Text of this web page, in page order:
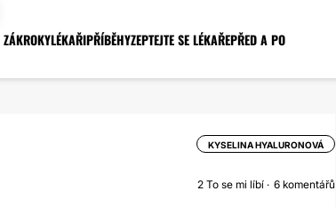
ZÁKROKYLÉKAŘIPŘÍBĚHYZEPTEJTE SE LÉKAŘEPŘED A PO
KYSELINA HYALURONOVÁ
2 To se mi líbí 6 komentářů